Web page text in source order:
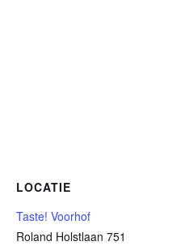
LOCATIE
Taste! Voorhof
Roland Holstlaan 751